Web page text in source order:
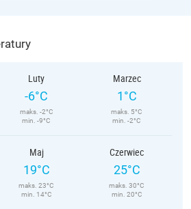
Luty
-6°C
maks. -2°C
min. -9°C
Marzec
1°C
maks. 5°C
min. -2°C
Maj
19°C
maks. 23°C
min. 14°C
Czerwiec
25°C
maks. 30°C
min. 20°C